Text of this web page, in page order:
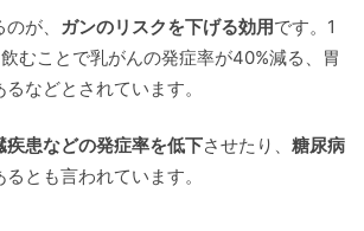
が、 ガンのリスクを下げる効用です。1
むことで乳がんの発症率が40%減る、胃
などとされています。
疾患などの発症率を低下させたり、 糖尿病
とも言われています。